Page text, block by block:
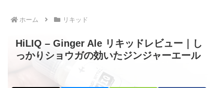
ホーム リキッド
HiLIQ – Ginger Ale リキッドレビュー｜し
っかりショウガの効いたジンジャーエール